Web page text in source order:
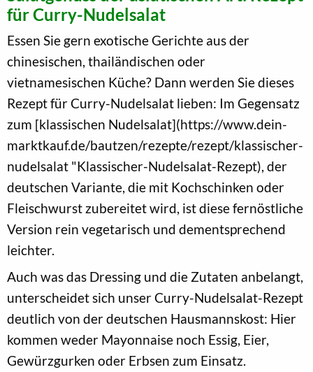
für Curry-Nudelsalat
Essen Sie gern exotische Gerichte aus der
chinesischen, thailändischen oder
vietnamesischen Küche? Dann werden Sie dieses
Rezept für Curry-Nudelsalat lieben: Im Gegensatz
zum [klassischen Nudelsalat](https://www.dein-
marktkauf.de/bautzen/rezepte/rezept/klassischer-
nudelsalat "Klassischer-Nudelsalat-Rezept), der
deutschen Variante, die mit Kochschinken oder
Fleischwurst zubereitet wird, ist diese fernöstliche
Version rein vegetarisch und dementsprechend
leichter.
Auch was das Dressing und die Zutaten anbelangt,
unterscheidet sich unser Curry-Nudelsalat-Rezept
deutlich von der deutschen Hausmannskost: Hier
kommen weder Mayonnaise noch Essig, Eier,
Gewürzgurken oder Erbsen zum Einsatz.